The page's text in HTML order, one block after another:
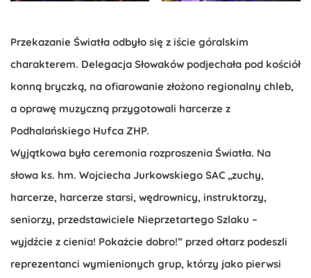
Przekazanie Światła odbyło się z iście góralskim
charakterem. Delegacja Słowaków podjechała pod kościół
konną bryczką, na ofiarowanie złożono regionalny chleb,
a oprawę muzyczną przygotowali harcerze z
Podhalańskiego Hufca ZHP.
Wyjątkowa była ceremonia rozproszenia Światła. Na
słowa ks. hm. Wojciecha Jurkowskiego SAC „zuchy,
harcerze, harcerze starsi, wędrownicy, instruktorzy,
seniorzy, przedstawiciele Nieprzetartego Szlaku –
wyjdźcie z cienia! Pokażcie dobro!” przed ołtarz podeszli
reprezentanci wymienionych grup, którzy jako pierwsi